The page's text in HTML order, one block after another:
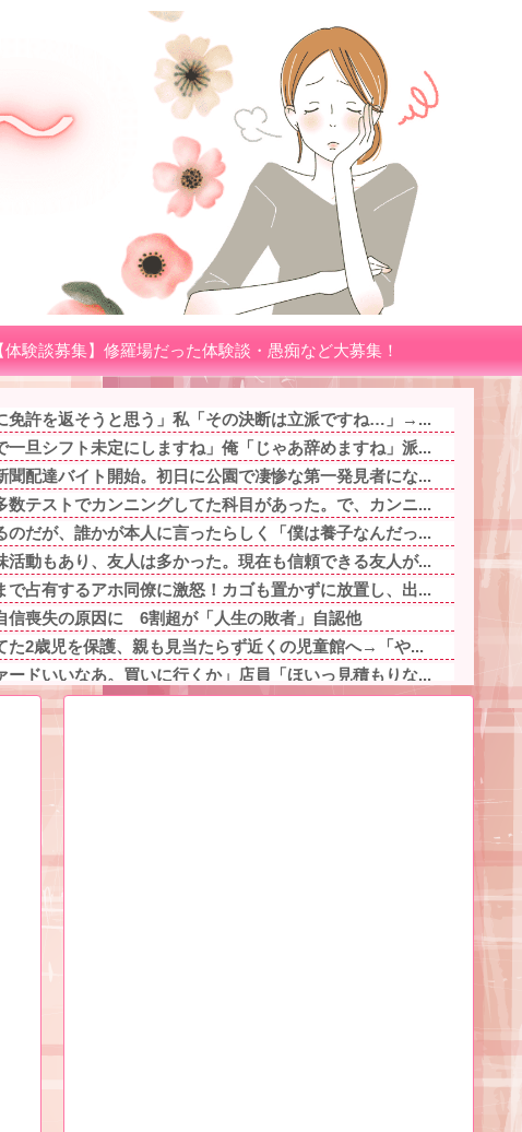
体験談募集】修羅場だった体験談・愚痴など大募集！
免許を返そうと思う」私「その決断は立派ですね…」→...
一旦シフト未定にしますね」俺「じゃあ辞めますね」派...
聞配達バイト開始。初日に公園で凄惨な第一発見者にな...
数テストでカンニングしてた科目があった。で、カンニ...
のだが、誰かが本人に言ったらしく「僕は養子なんだっ...
活動もあり、友人は多かった。現在も信頼できる友人が...
で占有するアホ同僚に激怒！カゴも置かずに放置し、出...
信喪失の原因に 6割超が「人生の敗者」自認他
た2歳児を保護、親も見当たらず近くの児童館へ→「や...
ードいいなあ。買いに行くか」店員「ほいっ見積もりな...
れば普通に見えるｗ」友人Aの障害児の写真を勝手に加...
いか見解が別れる六人衆ｗｗｗｗｗｗｗｗｗ他